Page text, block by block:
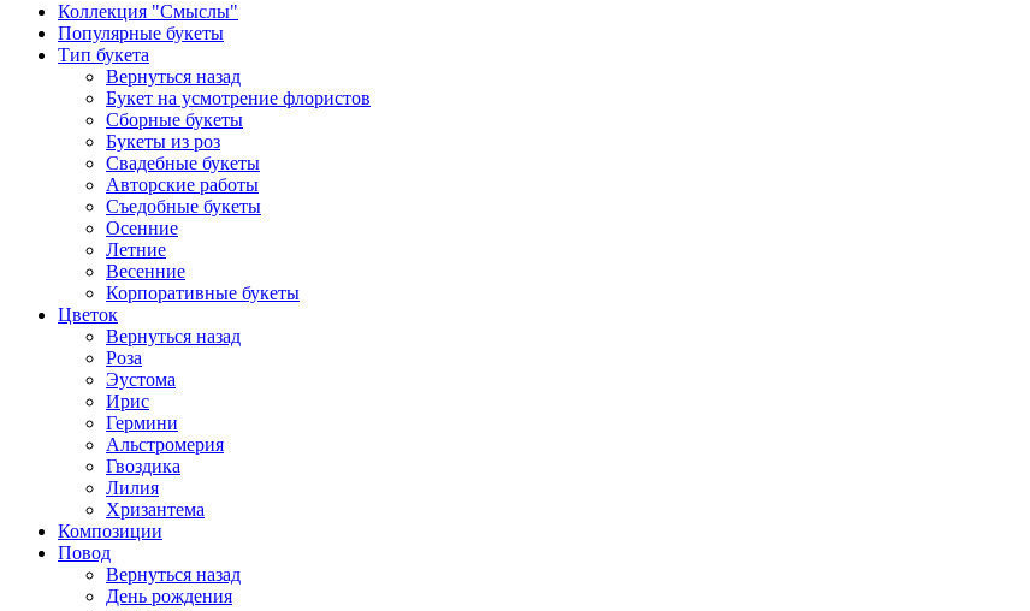
Коллекция "Смыслы"
Популярные букеты
Тип букета
Вернуться назад
Букет на усмотрение флористов
Сборные букеты
Букеты из роз
Свадебные букеты
Авторские работы
Съедобные букеты
Осенние
Летние
Весенние
Корпоративные букеты
Цветок
Вернуться назад
Роза
Эустома
Ирис
Гермини
Альстромерия
Гвоздика
Лилия
Хризантема
Композиции
Повод
Вернуться назад
День рождения